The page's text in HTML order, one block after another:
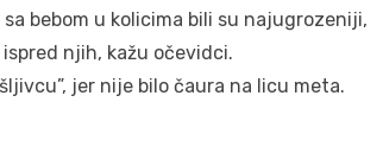
bebom u kolicima bili su najugrozeniji,
njih, kažu očevidci.
jer nije bilo čaura na licu meta.